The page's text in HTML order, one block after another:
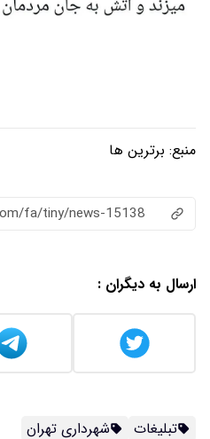
منبع: برترین ها
fa/tiny/news-15138
ارسال به دیگران :
تبلیغات شهرداری تهران